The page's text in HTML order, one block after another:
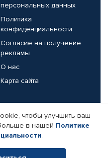
персональных данных
Политика
конфиденциальности
Согласие на получение
рекламы
О нас
Карта сайта
Реквизиты компании
чтобы улучшить ваш
в нашей Политике
.